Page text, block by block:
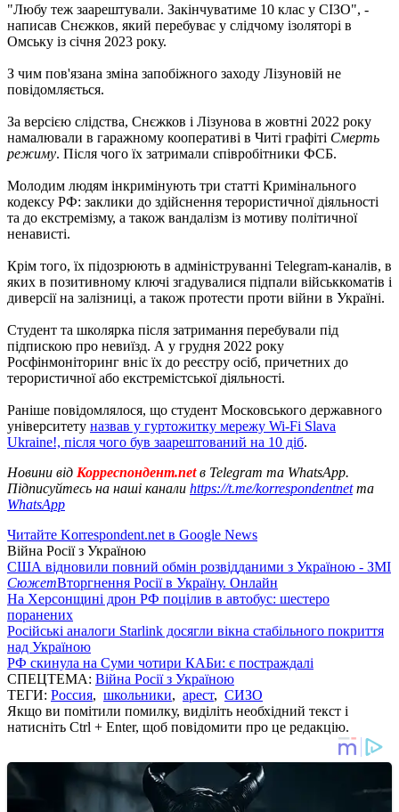
"Любу теж заарештували. Закінчуватиме 10 клас у СІЗО", -
написав Снєжков, який перебуває у слідчому ізоляторі в
Омську із січня 2023 року.
З чим пов'язана зміна запобіжного заходу Лізуновій не
повідомляється.
За версією слідства, Снєжков і Лізунова в жовтні 2022 року
намалювали в гаражному кооперативі в Читі графіті Смерть
режиму. Після чого їх затримали співробітники ФСБ.
Молодим людям інкримінують три статті Кримінального
кодексу РФ: заклики до здійснення терористичної діяльності
та до екстремізму, а також вандалізм із мотиву політичної
ненависті.
Крім того, їх підозрюють в адмініструванні Telegram-каналів, в
яких в позитивному ключі згадувалися підпали військкоматів і
диверсії на залізниці, а також протести проти війни в Україні.
Студент та школярка після затримання перебували під
підпискою про невиїзд. А у грудня 2022 року
Росфінмоніторинг вніс їх до реєстру осіб, причетних до
терористичної або екстремістської діяльності.
Раніше повідомлялося, що студент Московського державного
університету назвав у гуртожитку мережу Wi-Fi Slava
Ukraine!, після чого був заарештований на 10 діб.
Новини від Корреспондент.netв Telegram та WhatsApp.
Підписуйтесь на наші канали https://t.me/korrespondentnetта
WhatsApp
Читайте Korrespondent.net в Google News
Війна Росії з Україною
США відновили повний обмін розвідданими з Україною - ЗМІ
СюжетВторгнення Росії в Україну. Онлайн
На Херсонщині дрон РФ поцілив в автобус: шестеро
поранених
Російські аналоги Starlink досягли вікна стабільного покриття
над Україною
РФ скинула на Суми чотири КАБи: є постраждалі
СПЕЦТЕМА: Війна Росії з Україною
ТЕГИ: Россия, школьники, арест, СИЗО
Якщо ви помітили помилку, виділіть необхідний текст і
натисніть Ctrl + Enter, щоб повідомити про це редакцію.